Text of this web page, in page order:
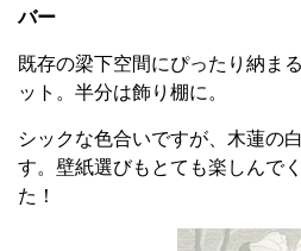
バー
既存の梁下空間にぴったり納ま
ット。半分は飾り棚に。
シックな色合いですが、木蓮の
す。壁紙選びもとても楽しんで
た！